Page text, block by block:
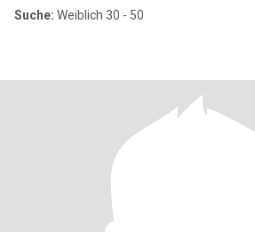
Suche: Weiblich 30 - 50